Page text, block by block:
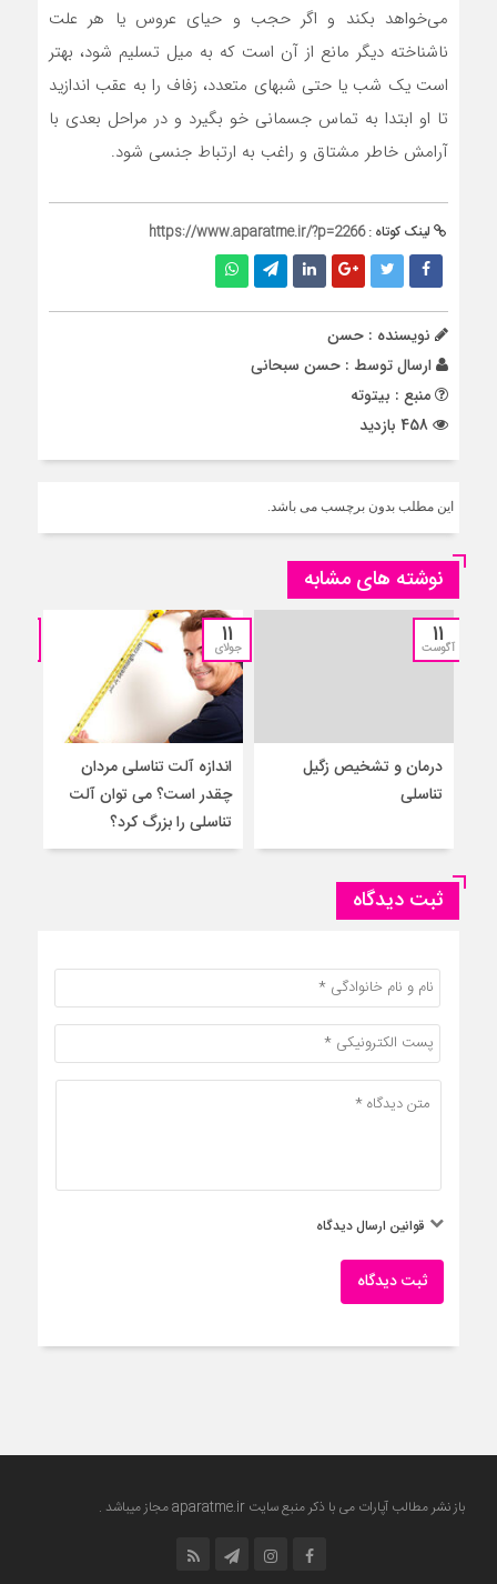
می‌خواهد بکند و اگر حجب و حیای عروس یا هر علت
ناشناخته دیگر مانع از آن است که به میل تسلیم شود، بهتر
است یک شب یا حتی شبهای متعدد، زفاف را به عقب اندازید
تا او ابتدا به تماس جسمانی خو بگیرد و در مراحل بعدی با
آرامش خاطر مشتاق و راغب به ارتباط جنسی شود.
لینک کوتاه :https://www.aparatme.ir/?p=2266
نویسنده : حسن
ارسال توسط : حسن سبحانی
منبع : بیتوته
این مطلب بدون برچسب می باشد.
نوشته های مشابه
11
آگوست
درمان و تشخیص زگیل
تناسلی
11
جولای
اندازه آلت تناسلی مردان
چقدر است؟ می توان آلت
تناسلی را بزرگ کرد؟
ثبت دیدگاه
قوانین ارسال دیدگاه
ثبت دیدگاه
باز نشر مطالب آپارات می با ذکر منبع سایت aparatme.irمجاز میباشد .